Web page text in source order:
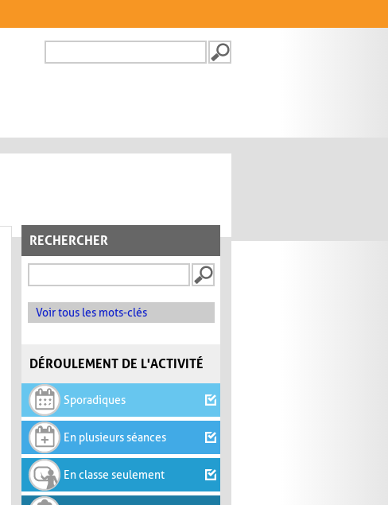
FORMULAIRE DE
RECHERCHER
Voir tous les mots-clés
DÉROULEMENT DE L'ACTIVITÉ
Sporadiques
En plusieurs séances
En classe seulement